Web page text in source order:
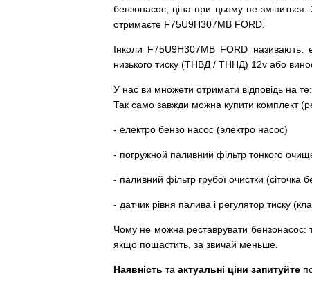
бензонасос
ціна при цьому не зміниться
отримаєте F75U9H307MB FORD.
Інколи F75U9H307MB FORD називають:
низького тиску (ТНВД / ТННД) 12v або
У нас ви множети отримати відповідь на те
Так само завжди можна купити комплект (
- електро бензо насос (электро насос)
- погружной паливний фільтр тонкого
- паливний фільтр грубої очистки (сіточка
- датчик рівня палива і регулятор тиску (
Чому не можна реставрувати бензонасос:
якщо пощастить, за звичай меньше.
Наявність та актуальні ціни запитуйте